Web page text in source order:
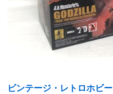
ビンテージ・レトロホビー